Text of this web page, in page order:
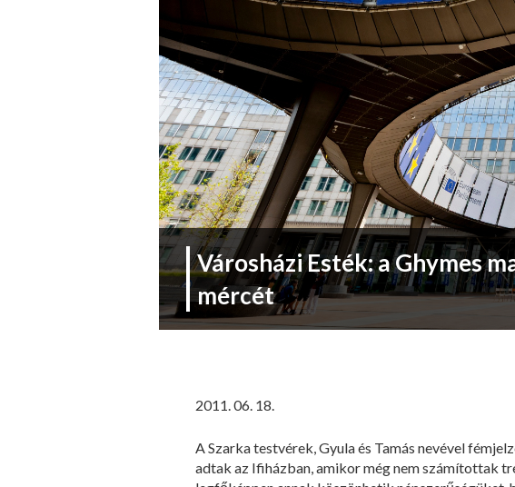
Városházi Esték: a Ghymes
mércét
2011. 06. 18.
A Szarka testvérek, Gyula és Tamás nevével
adtak az Ifiházban, amikor még nem számítottak